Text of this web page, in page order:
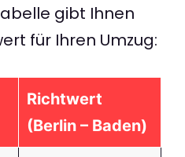
gibt Ihnen
für Ihren Umzug:
Richtwert
(Berlin – Baden)